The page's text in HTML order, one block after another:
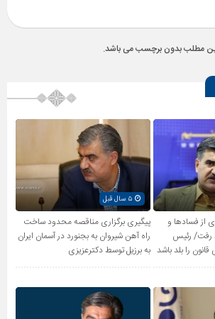
مطلب بدون برچسب می باشد.
از فساد‌ها و
رفت/ رئیس
را بلد باشد
۵ سال قبل
پیگیری برگزاری مناقصه محدود ساخت
راه آهن شیروان به بجنورد در آسمان ایران
به برزیل توسط دکترعزیزی